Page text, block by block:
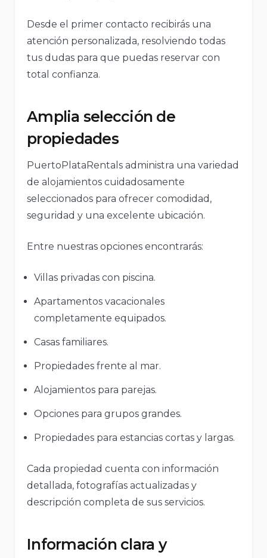
Desde el primer contacto recibirás una
atención personalizada, resolviendo todas
tus dudas para que puedas reservar con
total confianza.
Amplia selección de
propiedades
PuertoPlataRentals administra una variedad
de alojamientos cuidadosamente
seleccionados para ofrecer comodidad,
seguridad y una excelente ubicación.
Entre nuestras opciones encontrarás:
Villas privadas con piscina.
Apartamentos vacacionales
completamente equipados.
Casas familiares.
Propiedades frente al mar.
Alojamientos para parejas.
Opciones para grupos grandes.
Propiedades para estancias cortas y largas.
Cada propiedad cuenta con información
detallada, fotografías actualizadas y
descripción completa de sus servicios.
Información clara y